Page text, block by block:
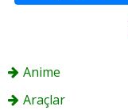
Anime
Araçlar